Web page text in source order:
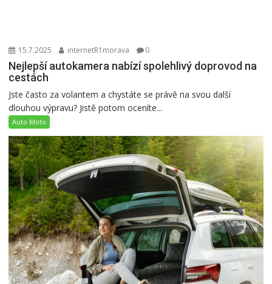
15.7.2025 internetR1morava 0
Nejlepší autokamera nabízí spolehlivý doprovod na
cestách
Jste často za volantem a chystáte se právě na svou další
dlouhou výpravu? Jistě potom oceníte...
Auto Moto